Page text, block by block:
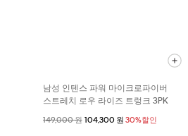
남성 인텐스 파워 마이크로파이버
스트레치 로우 라이즈 트렁크 3PK
할인 전 가격
149,000 원할인된 가격
104,300 원 30%할인